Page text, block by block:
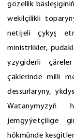
gözellik
wekilçilikli
netijeli çykyş
ministrlikler,
yzygiderli
çäklerinde milli
dessurlaryny,
Watanymyzyň
jemgyýetçilige
hökmünde